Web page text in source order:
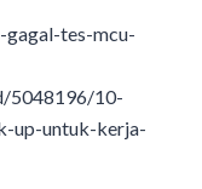
tes-mcu-
5048196/10-
up-untuk-kerja-